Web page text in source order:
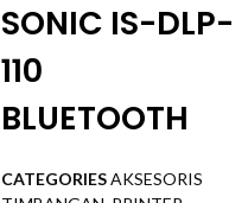
SONIC IS-DLP-
110
BLUETOOTH
CATEGORIESAKSESORIS